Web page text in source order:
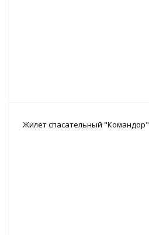
Жилет спасательный "Командор"